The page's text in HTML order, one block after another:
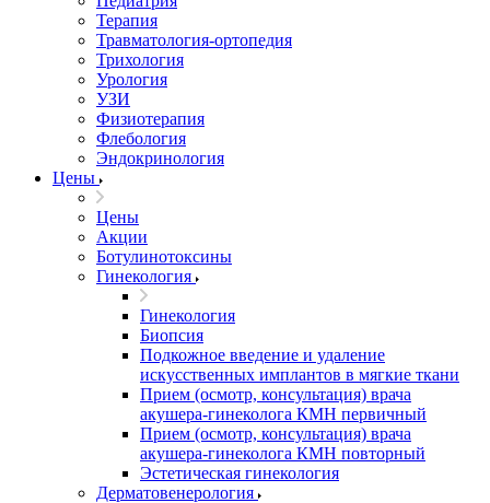
Терапия
Травматология-ортопедия
Трихология
Урология
УЗИ
Физиотерапия
Флебология
Эндокринология
Цены
Цены
Акции
Ботулинотоксины
Гинекология
Гинекология
Биопсия
Подкожное введение и удаление
искусственных имплантов в мягкие ткани
Прием (осмотр, консультация) врача
акушера-гинеколога КМН первичный
Прием (осмотр, консультация) врача
акушера-гинеколога КМН повторный
Эстетическая гинекология
Дерматовенерология